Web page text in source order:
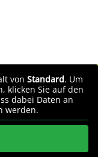
von Standard. Um
klicken Sie auf den
dabei Daten an
werden.